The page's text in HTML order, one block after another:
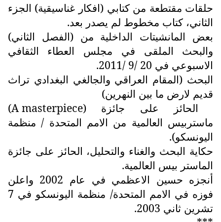
حلقات مقتطعة من كتابي (افكار غناسيقية) الجزء
الثاني، كتاب مخطوط لم يصدر بعد.
بعض المانشيتات الداخلية من (الفصل الثاني)
والبحث الملقى في مجلس العطاء الثقافي
الاسبوعي في 20 /9 /2011.
البحث (المقام العراقي والجالغي البغدادي تراث
قديم لارض ما بين النهرين)
الحائز على جائزة (A masterpiece
)
ماستربيس العالمية من الامم المتحدة / منظمة
اليونسكو).
حكاية البحث والغناء والتحليل، الحائز على جائزة
الماستر بيس العالمية.
أنجزه حسين الاعظمي في عام 2002 واعلن
فوزه في الامم المتحدة/ منظمة اليونسكو في 7
تشرين ثاني 2003.